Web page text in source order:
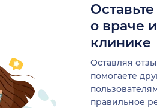
о враче
клинике
Оставляя
помогаете
правильное